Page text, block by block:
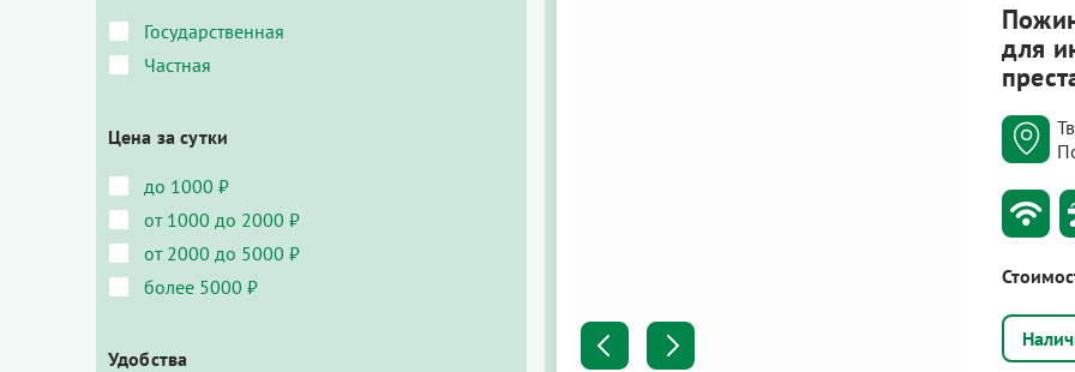
для
Государственная
Частная
Цена за сутки
до 1000 ₽
от 1000 до 2000 ₽
от 2000 до 5000 ₽
более 5000 ₽
Удобства